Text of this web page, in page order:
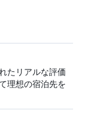
たリアルな評価
理想の宿泊先を